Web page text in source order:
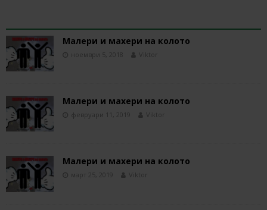
Малери и махери на колото
ноември 5, 2018 Viktor
Малери и махери на колото
февруари 11, 2019 Viktor
Малери и махери на колото
март 25, 2019 Viktor